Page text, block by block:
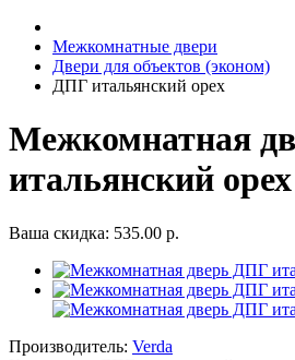
Межкомнатные двери
Двери для объектов (эконом)
ДПГ итальянский орех
Межкомнатная
итальянский орех
Ваша скидка: 535.00 р.
Производитель: Verda